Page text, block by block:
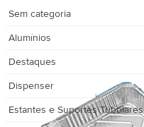
Sem categoria
Alumínios
Destaques
Dispenser
Estantes e Suportes Tubolares